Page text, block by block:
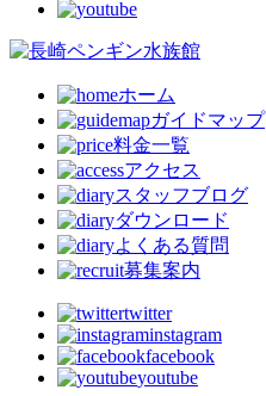
ホーム
ガイドマップ
料金一覧
アクセス
スタッフブログ
ダウンロード
よくある質問
募集案内
twitter
instagram
facebook
youtube